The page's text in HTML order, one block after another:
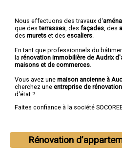
Nous effectuons des travaux d'
que desterrasses , des façades , des
des murets et des escaliers
En tant que professionnels du
la rénovation immobilière de Audrix
maisons et de commerces
Vous avez une maison ancienne à
cherchez une entreprise de
d'état ?
Faites confiance à la société
Rénovation